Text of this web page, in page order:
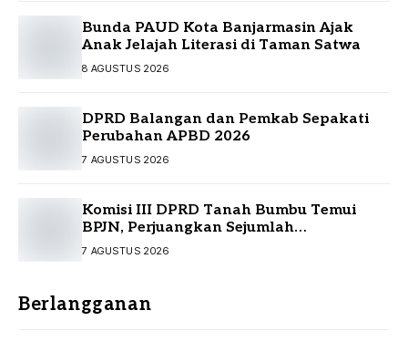
Bunda PAUD Kota Banjarmasin Ajak
Anak Jelajah Literasi di Taman Satwa
8 AGUSTUS 2026
DPRD Balangan dan Pemkab Sepakati
Perubahan APBD 2026
7 AGUSTUS 2026
Komisi III DPRD Tanah Bumbu Temui
BPJN, Perjuangkan Sejumlah
Infrastruktur Strategis
7 AGUSTUS 2026
Berlangganan